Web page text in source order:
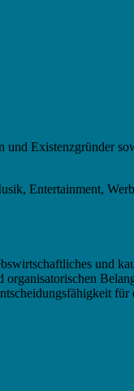
und Existenzgründer
Entertainment,
und